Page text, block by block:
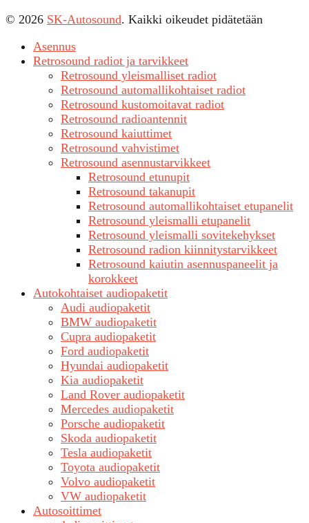
© 2026 SK-Autosound. Kaikki oikeudet pidätetään
Asennus
Retrosound radiot ja tarvikkeet
Retrosound yleismalliset radiot
Retrosound automallikohtaiset radiot
Retrosound kustomoitavat radiot
Retrosound radioantennit
Retrosound kaiuttimet
Retrosound vahvistimet
Retrosound asennustarvikkeet
Retrosound etunupit
Retrosound takanupit
Retrosound automallikohtaiset etupanelit
Retrosound yleismalli etupanelit
Retrosound yleismalli sovitekehykset
Retrosound radion kiinnitystarvikkeet
Retrosound kaiutin asennuspaneelit ja
korokkeet
Autokohtaiset audiopaketit
Audi audiopaketit
BMW audiopaketit
Cupra audiopaketit
Ford audiopaketit
Hyundai audiopaketit
Kia audiopaketit
Land Rover audiopaketit
Mercedes audiopaketit
Porsche audiopaketit
Skoda audiopaketit
Tesla audiopaketit
Toyota audiopaketit
Volvo audiopaketit
VW audiopaketit
Autosoittimet